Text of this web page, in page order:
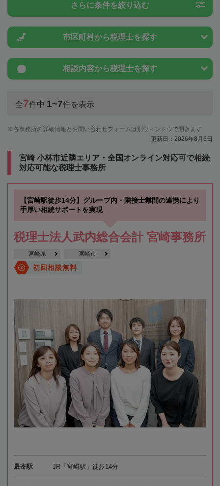
さらに条件を絞り込む
市区町村から税理士を探す
相談内容から税理士を探す
全7件中 1~7件を表示
各事務所の詳細情報とお問い合わせフォームは別ウィンドウで開きます
更新日：2026年8月6日
宮崎 小林市近隣エリア・全国オンライン対応可で相続
対応可能な税理士事務所
【宮崎駅徒歩14分】グループ内・隣接士業間の連携により
手厚い相続サポートを実現
税理士法人武内総合会計 宮崎事務所
宮崎県 宮崎市
初回相談無料
最寄駅 JR「宮崎駅」徒歩14分